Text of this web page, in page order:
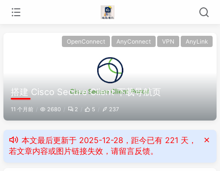
OpenConnect AnyConnect VPN AnyLink
搭建 Cisco Secure Client 下载导航页
11 个月前 2680 2 5 237
本文最后更新于 2025-12-28，距今已有 221 天，
若文章内容或图片链接失效，请留言反馈。